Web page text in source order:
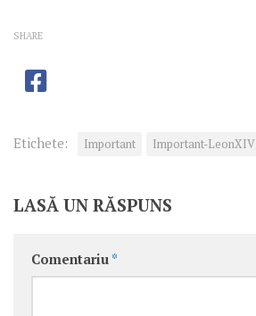
SHARE
Etichete: Important Important-LeonXIV
LASĂ UN RĂSPUNS
Comentariu *